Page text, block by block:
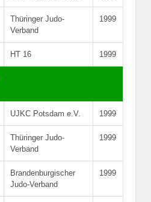
Thüringer Judo-
Verband
1999
HT 16 1999
UJKC Potsdam e.V. 1999
Thüringer Judo-
Verband
1999
Brandenburgischer
Judo-Verband
1999